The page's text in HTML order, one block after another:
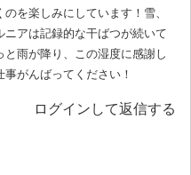
を楽しみにしています！雪、
ニアは記録的な干ばつが続いて
と雨が降り、この湿度に感謝し
がんばってください！
ログインして返信する